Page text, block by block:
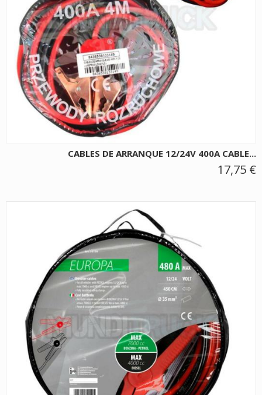
CABLES DE ARRANQUE 12/24V 400A CABLE...
17,75 €